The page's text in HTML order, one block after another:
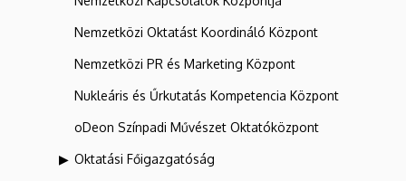
Nemzetközi Oktatást Koordináló Központ
Nemzetközi PR és Marketing Központ
Nukleáris és Űrkutatás Kompetencia Központ
oDeon Színpadi Művészet Oktatóközpont
Oktatási Főigazgatóság